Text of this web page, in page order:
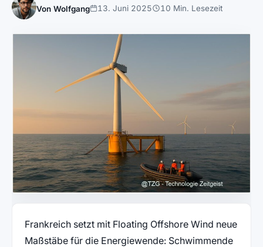
Von Wolfgang 13. Juni 2025 10 Min. Lesezeit
Frankreich setzt mit Floating Offshore Wind neue
Maßstäbe für die Energiewende: Schwimmende